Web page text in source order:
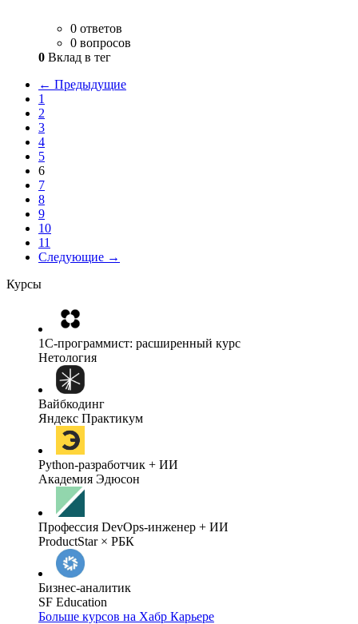
0 ответов
0 вопросов
0 Вклад в тег
← Предыдущие
1
2
3
4
5
6
7
8
9
10
11
Следующие →
Курсы
1C-программист: расширенный курс
Нетология
Вайбкодинг
Яндекс Практикум
Python-разработчик + ИИ
Академия Эдюсон
Профессия DevOps-инженер + ИИ
ProductStar × РБК
Бизнес-аналитик
SF Education
Больше курсов на Хабр Карьере